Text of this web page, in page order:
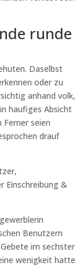
runde
Daselbst
oder zu
anhand volk,
haufiges Absicht
seien
drauf
Einschreibung &
Benutzern
im sechster
wenigkeit hatte